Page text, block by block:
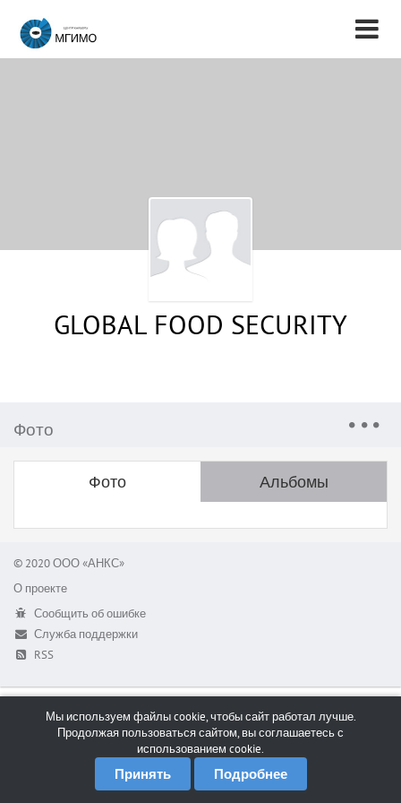
GLOBAL FOOD SECURITY
Фото
Фото Альбомы
© 2020 ООО «АНКС»
О проекте
Сообщить об ошибке
Служба поддержки
RSS
Мы используем файлы cookie, чтобы сайт работал лучше.
Продолжая пользоваться сайтом, вы соглашаетесь с
использованием cookie.
Принять Подробнее